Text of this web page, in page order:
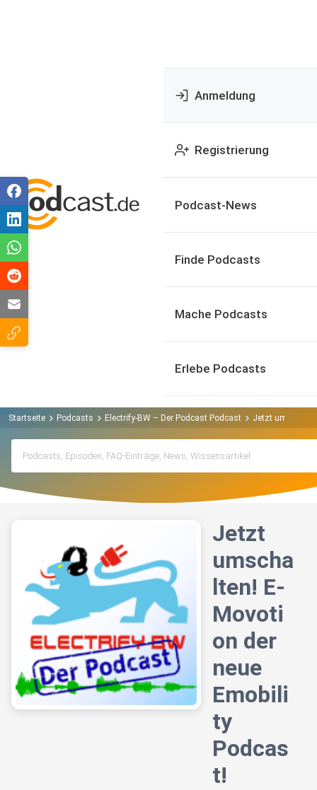
Anmeldung
Registrierung
Podcast-News
Finde Podcasts
Mache Podcasts
Erlebe Podcasts
Startseite Podcasts Electrify-BW – Der Podcast Podcast Jetzt
Jetzt
umscha
lten! E-
Movoti
on der
neue
Emobili
ty
Podcas
t!